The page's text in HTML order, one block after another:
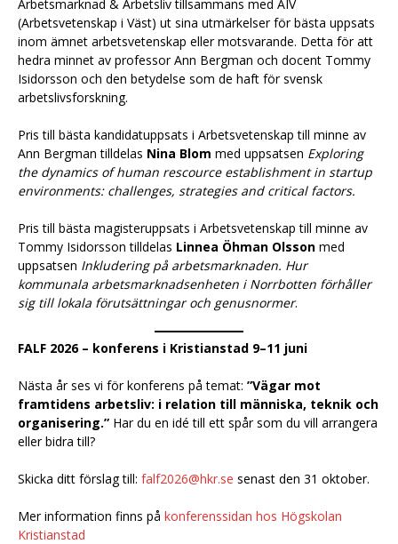
Arbetsmarknad & Arbetsliv tillsammans med AIV
(Arbetsvetenskap i Väst) ut sina utmärkelser för bästa uppsats
inom ämnet arbetsvetenskap eller motsvarande. Detta för att
hedra minnet av professor Ann Bergman och docent Tommy
Isidorsson och den betydelse som de haft för svensk
arbetslivsforskning.
Pris till bästa kandidatuppsats i Arbetsvetenskap till minne av
Ann Bergman tilldelas Nina Blom med uppsatsen Exploring
the dynamics of human rescource establishment in startup
environments: challenges, strategies and critical factors.
Pris till bästa magisteruppsats i Arbetsvetenskap till minne av
Tommy Isidorsson tilldelas Linnea Öhman Olsson med
uppsatsen Inkludering på arbetsmarknaden. Hur
kommunala arbetsmarknadsenheten i Norrbotten förhåller
sig till lokala förutsättningar och genusnormer.
FALF 2026 – konferens i Kristianstad 9–11 juni
Nästa år ses vi för konferens på temat: ”Vägar mot
framtidens arbetsliv: i relation till människa, teknik och
organisering.” Har du en idé till ett spår som du vill arrangera
eller bidra till?
Skicka ditt förslag till: falf2026@hkr.se senast den 31 oktober.
Mer information finns på konferenssidan hos Högskolan
Kristianstad